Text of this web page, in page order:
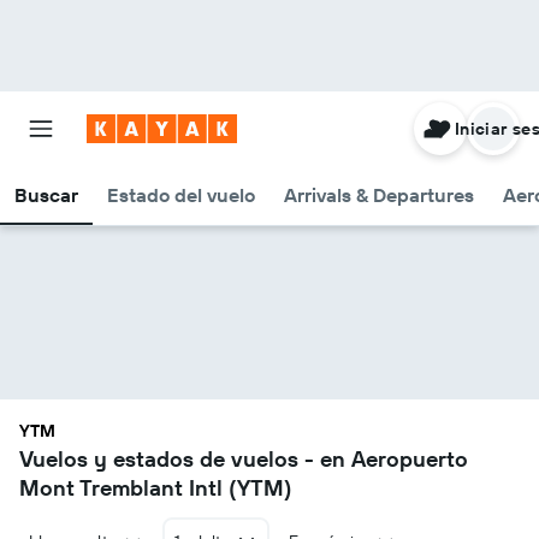
Buscar Estado del vuelo Arrivals & Departures
Iniciar
YTM
Vuelos y estados de vuelos - en Aeropuerto
Mont Tremblant Intl (YTM)